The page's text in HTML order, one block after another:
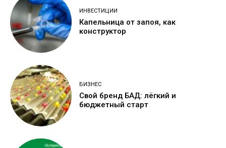
ИНВЕСТИЦИИ
Капельница от запоя, как
конструктор
БИЗНЕС
Свой бренд БАД: лёгкий и
бюджетный старт